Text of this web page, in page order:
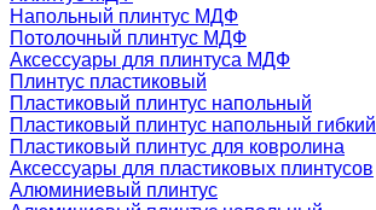
Напольный плинтус МДФ
Потолочный плинтус МДФ
Аксессуары для плинтуса МДФ
Плинтус пластиковый
Пластиковый плинтус напольный
Пластиковый плинтус напольный гибкий
Пластиковый плинтус для ковролина
Аксессуары для пластиковых плинтусов
Алюминиевый плинтус